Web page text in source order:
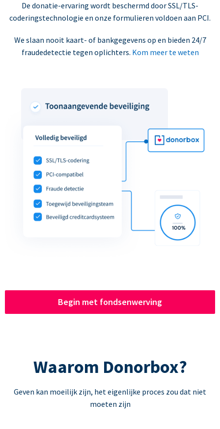
De donatie-ervaring wordt beschermd door SSL/TLS-
coderingstechnologie en onze formulieren voldoen aan PCI.
We slaan nooit kaart- of bankgegevens op en bieden 24/7
fraudedetectie tegen oplichters. Kom meer te weten
Begin met fondsenwerving
Waarom Donorbox?
Geven kan moeilijk zijn, het eigenlijke proces zou dat niet
moeten zijn